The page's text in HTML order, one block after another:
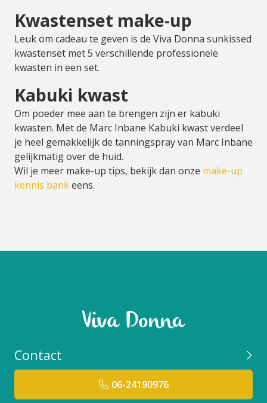
Kwastenset make-up
Leuk om cadeau te geven is de Viva Donna sunkissed
kwastenset met 5 verschillende professionele
kwasten in een set.
Kabuki kwast
Om poeder mee aan te brengen zijn er kabuki
kwasten. Met de Marc Inbane Kabuki kwast verdeel
je heel gemakkelijk de tanningspray van Marc Inbane
gelijkmatig over de huid.
Wil je meer make-up tips, bekijk dan onze make-up
kennis bankeens.
Contact
06-24190976